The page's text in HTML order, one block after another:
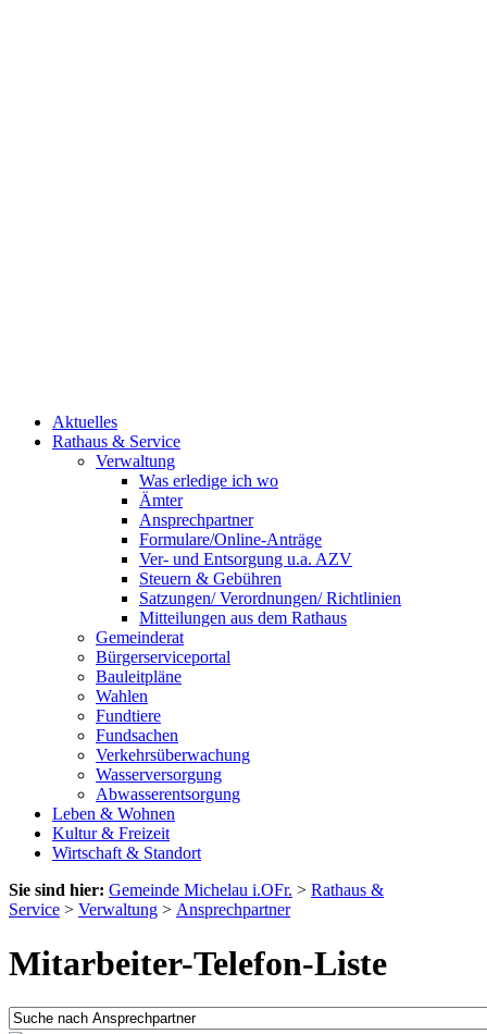
Aktuelles
Rathaus & Service
Verwaltung
Was erledige ich wo
Ämter
Ansprechpartner
Formulare/Online-Anträge
Ver- und Entsorgung u.a. AZV
Steuern & Gebühren
Satzungen/ Verordnungen/ Richtlinien
Mitteilungen aus dem Rathaus
Gemeinderat
Bürgerserviceportal
Bauleitpläne
Wahlen
Fundtiere
Fundsachen
Verkehrsüberwachung
Wasserversorgung
Abwasserentsorgung
Leben & Wohnen
Kultur & Freizeit
Wirtschaft & Standort
Sie sind hier: Gemeinde Michelau i.OFr. > Rathaus &
Service > Verwaltung > Ansprechpartner
Mitarbeiter-Telefon-Liste